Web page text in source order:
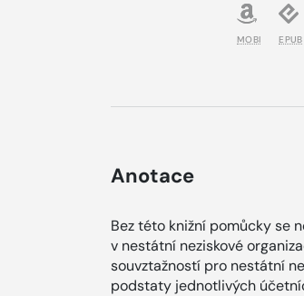
MOBI EPUB
Anotace
Bez této knižní pomůcky se
v nestátní neziskové
souvztažností pro nestátní
podstaty jednotlivých